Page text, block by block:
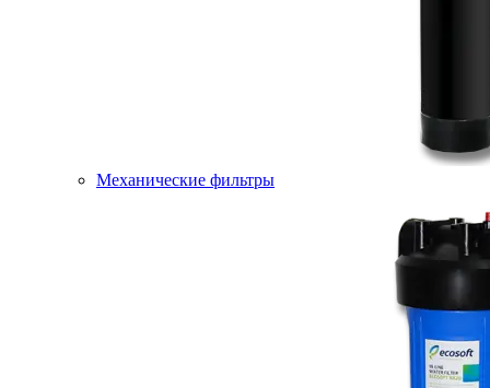
Механические фильтры